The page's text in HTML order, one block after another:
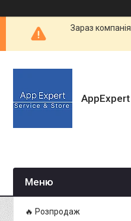
Зараз
🔥 Розпродаж